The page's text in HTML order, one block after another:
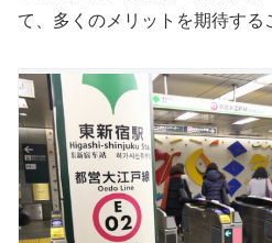
て、多くのメリットを期待する